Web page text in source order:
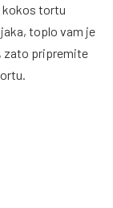
kokos tortu
toplo vam je
zato pripremite